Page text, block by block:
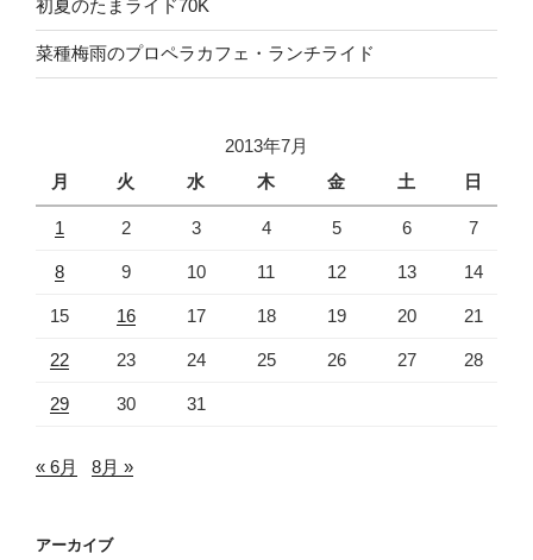
初夏のたまライド70K
菜種梅雨のプロペラカフェ・ランチライド
2013年7月
月
火 水 木 金 土 日
1 2 3 4 5 6 7
8 9 10 11 12 13 14
15 16 17 18 19 20 21
22 23 24 25 26 27 28
29 30 31
« 6月 8月 »
アーカイブ